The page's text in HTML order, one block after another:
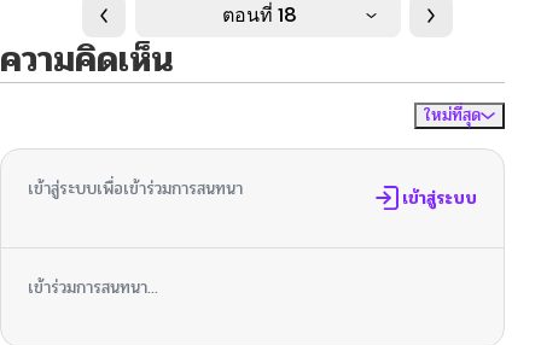
ตอนที่ 18
ความคิดเห็น
ใหม่ที่สุด
เข้าสู่ระบบเพื่อเข้าร่วมการสนทนา เข้าสู่ระบบ
เข้าร่วมการสนทนา...